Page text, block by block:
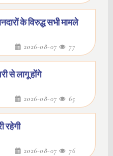
के विरुद्ध सभी मामले
2026-08-07 77
से लागू होंगे
2026-08-07 65
रहेगी
2026-08-07 76